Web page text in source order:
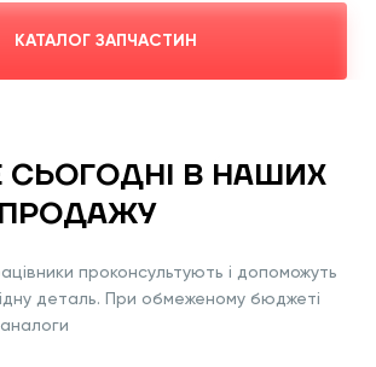
КАТАЛОГ ЗАПЧАСТИН
СЬОГОДНІ В НАШИХ
проконсультують і допоможуть
деталь. При обмеженому бюджеті
аналоги